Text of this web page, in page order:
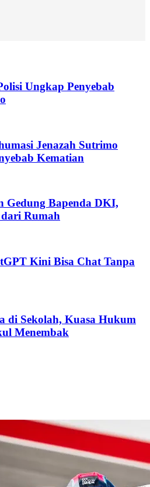
Ungkap Penyebab
Jenazah Sutrimo
Kematian
Gedung Bapenda DKI,
Rumah
Kini Bisa Chat Tanpa
di Sekolah, Kuasa Hukum
Menembak